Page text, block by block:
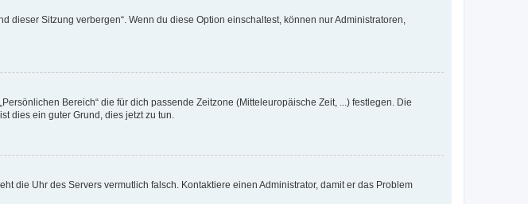
Sitzung verbergen“. Wenn du diese Option einschaltest, können nur Administratoren,
Bereich“ die für dich passende Zeitzone (Mitteleuropäische Zeit, ...) festlegen. Die
dies ein guter Grund, dies jetzt zu tun.
die Uhr des Servers vermutlich falsch. Kontaktiere einen Administrator, damit er das Problem